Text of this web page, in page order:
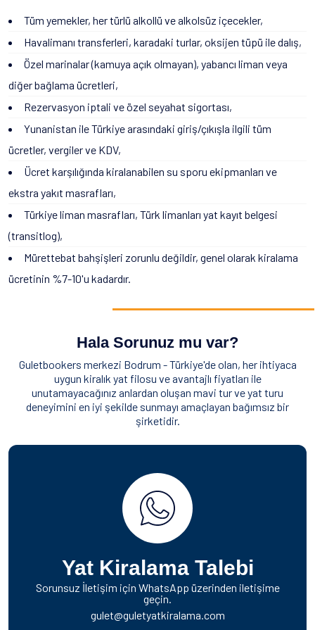
Tüm yemekler, her türlü alkollü ve alkolsüz içecekler,
Havalimanı transferleri, karadaki turlar, oksijen tüpü ile dalış,
Özel marinalar (kamuya açık olmayan), yabancı liman veya
diğer bağlama ücretleri,
Rezervasyon iptali ve özel seyahat sigortası,
Yunanistan ile Türkiye arasındaki giriş/çıkışla ilgili tüm
ücretler, vergiler ve KDV,
Ücret karşılığında kiralanabilen su sporu ekipmanları ve
ekstra yakıt masrafları,
Türkiye liman masrafları, Türk limanları yat kayıt belgesi
(transitlog),
Mürettebat bahşişleri zorunlu değildir, genel olarak kiralama
ücretinin %7-10'u kadardır.
Hala Sorunuz mu var?
Guletbookers merkezi Bodrum - Türkiye'de olan, her ihtiyaca
uygun kiralık yat filosu ve avantajlı fiyatları ile
unutamayacağınız anlardan oluşan mavi tur ve yat turu
deneyimini en iyi şekilde sunmayı amaçlayan bağımsız bir
şirketidir.
Yat Kiralama Talebi
Sorunsuz İletişim için WhatsApp üzerinden iletişime
geçin.
gulet@guletyatkiralama.com